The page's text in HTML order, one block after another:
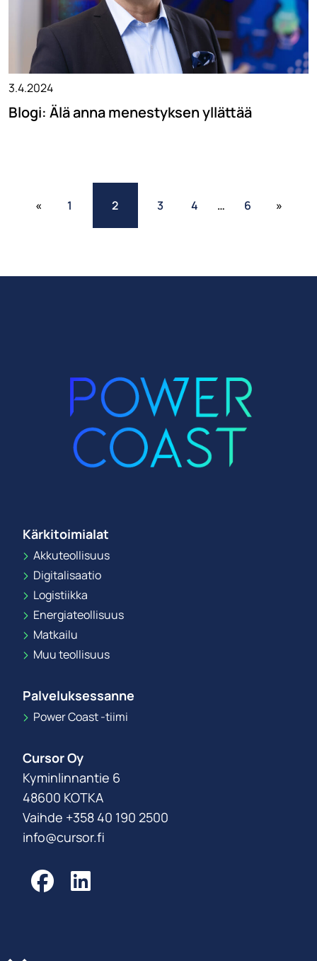
3.4.2024
Blogi: Älä anna menestyksen yllättää
« 1 2 3 4 … 6 »
Kärkitoimialat
Akkuteollisuus
Digitalisaatio
Logistiikka
Energiateollisuus
Matkailu
Muu teollisuus
Palveluksessanne
Power Coast -tiimi
Cursor Oy
Kyminlinnantie 6
48600 KOTKA
Vaihde +358 40 190 2500
info@cursor.fi
Facebook